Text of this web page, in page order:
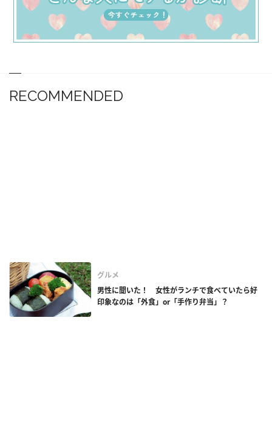
RECOMMENDED
グルメ
男性に聞いた！ 女性がランチで食べていたら好
印象なのは「外食」or「手作り弁当」？